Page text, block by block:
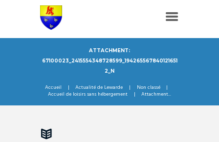
ATTACHMENT:
67100023_2415554348728599_194265567840121651
2_N
Accueil Actualité de Lewarde
Non classé
Accueil de loisirs sans hébergement
Attachment...